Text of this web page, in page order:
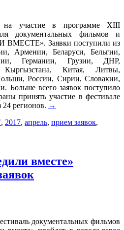
на участие в программе XIII
документальных фильмов и
ВМЕСТЕ». Заявки поступили из
Армении, Беларуси, Бельгии,
Германии, Грузии, ДНР,
Кыргызстана, Китая, Литвы,
России, Сирии, Словакии,
Больше всего заявок поступило
принять участие в фестивале
24 регионов. →
, 2017, апрель, прием заявок,
вместе»
документальных фильмов